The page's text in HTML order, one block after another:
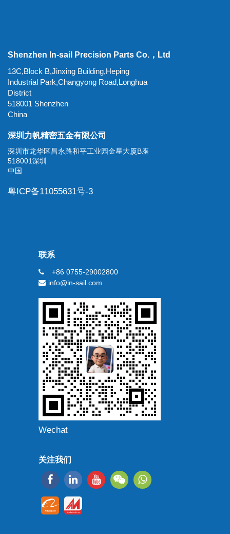
Shenzhen In-sail Precision Parts Co.，Ltd
13C,Block B,Jinxing Building,Heping
Industrial Park,Changyong Road,Longhua
District
518001 Shenzhen
China
深圳力帆精密五金有限公司
深圳市龙华区昌永路和平工业园金星大厦B座
518001深圳
中国
粤ICP备11055631号-3
联系
+86 0755-29002800
info@in-sail.com
Wechat
关注我们